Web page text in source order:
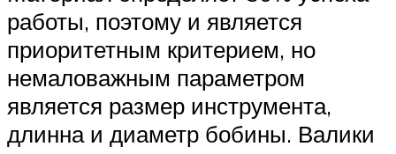
работы, поэтому и является
приоритетным критерием, но
немаловажным параметром
является размер инструмента,
длинна и диаметр бобины. Валики